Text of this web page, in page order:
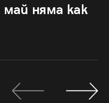
май няма как